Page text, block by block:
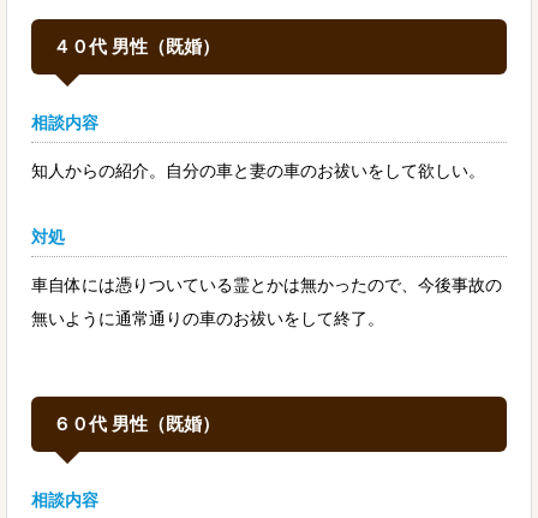
４０代 男性（既婚）
相談内容
知人からの紹介。自分の車と妻の車のお祓いをして欲しい。
対処
車自体には憑りついている霊とかは無かったので、今後事故の
無いように通常通りの車のお祓いをして終了。
６０代 男性（既婚）
相談内容